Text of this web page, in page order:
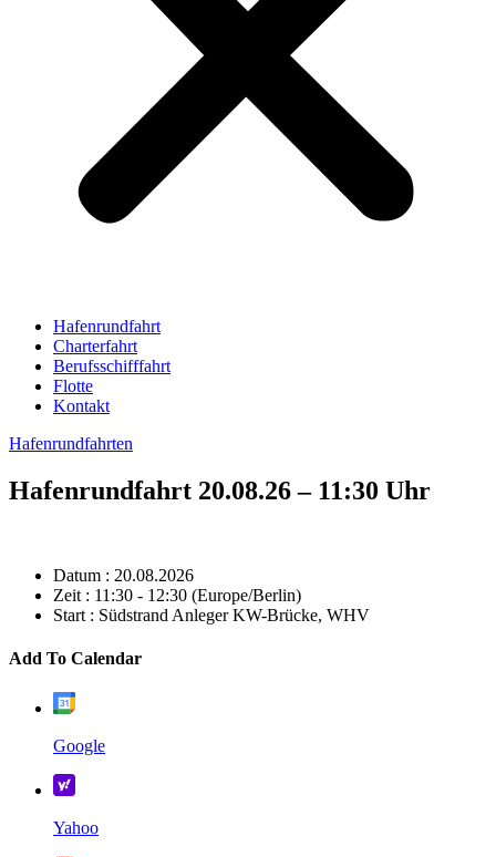
Hafenrundfahrt
Charterfahrt
Berufsschifffahrt
Flotte
Kontakt
Hafenrundfahrten
Hafenrundfahrt 20.08.26 – 11:30 Uhr
Datum : 20.08.2026
Zeit : 11:30 - 12:30 (Europe/Berlin)
Start : Südstrand Anleger KW-Brücke, WHV
Add To Calendar
Google
Yahoo